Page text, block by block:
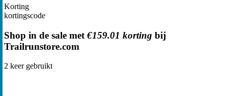
Korting
kortingscode
Shop in de sale met €159.01 korting bij
Trailrunstore.com
2 keer gebruikt